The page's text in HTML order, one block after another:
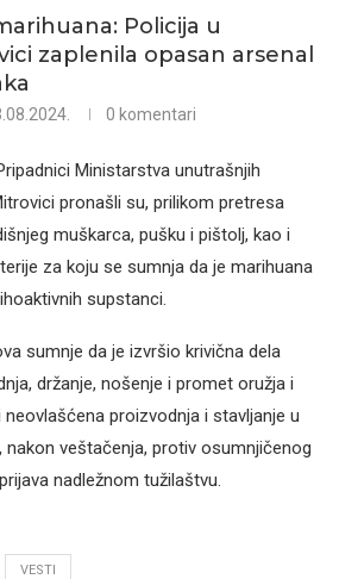
Policija u
zaplenila opasan arsenal
0 komentari
Ministarstva unutrašnjih
pronašli su, prilikom pretresa
muškarca, pušku i pištolj, kao i
za koju se sumnja da je marihuana
supstanci.
sumnje da je izvršio krivična dela
držanje, nošenje i promet oružja i
proizvodnja i stavljanje u
veštačenja, protiv osumnjičenog
nadležnom tužilaštvu.
VESTI